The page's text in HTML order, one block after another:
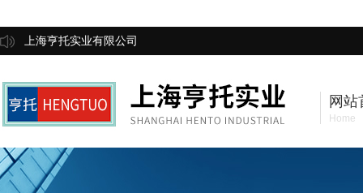
上海亨托实业有限公司
网站
Home